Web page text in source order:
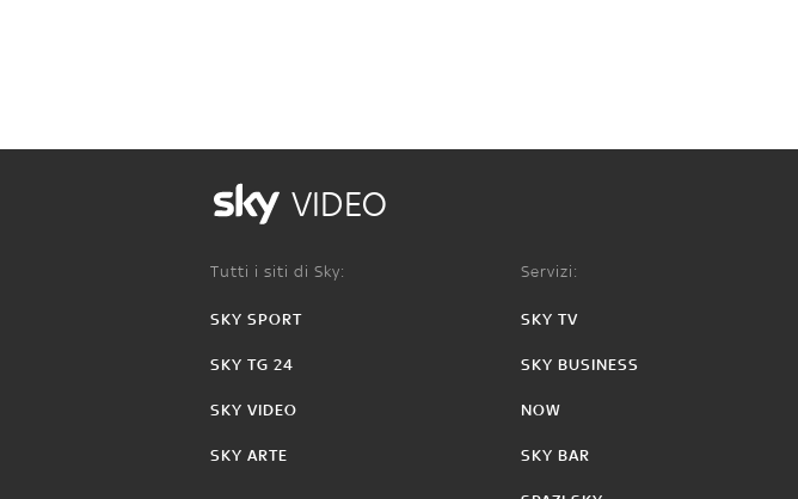
VIDEO
Tutti i siti di Sky:
SKY SPORT
SKY TG 24
SKY VIDEO
SKY ARTE
Servizi:
SKY TV
SKY BUSINESS
NOW
SKY BAR